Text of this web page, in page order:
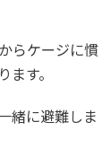
らケージに慣
す。
緒に避難しま